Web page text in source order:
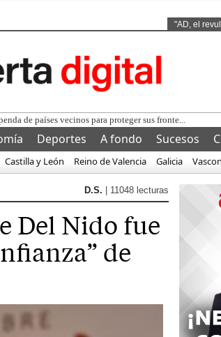
"AD, el
Deportes A fondo Sucesos
Castilla y León Reino de Valencia Galicia
D.S. | 11048 lecturas
Del Nido fue
de